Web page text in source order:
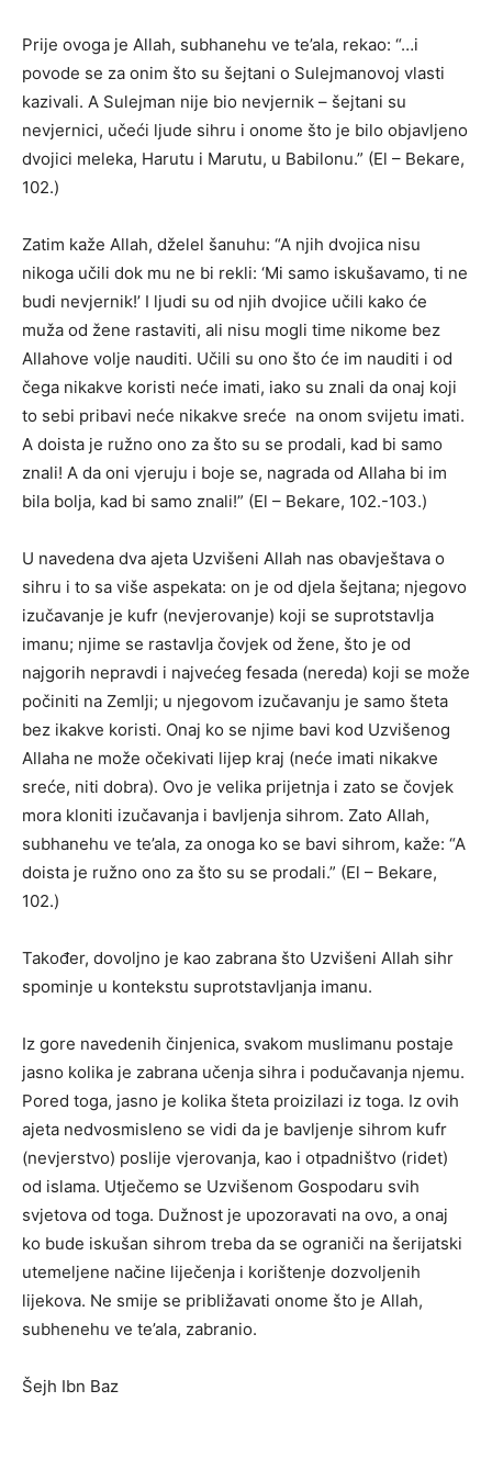
Prije ovoga je Allah, subhanehu ve te’ala, rekao: “…i
povode se za onim što su šejtani o Sulejmanovoj vlasti
kazivali. A Sulejman nije bio nevjernik – šejtani su
nevjernici, učeći ljude sihru i onome što je bilo objavljeno
dvojici meleka, Harutu i Marutu, u Babilonu.” (El – Bekare,
102.)
Zatim kaže Allah, dželel šanuhu: “A njih dvojica nisu
nikoga učili dok mu ne bi rekli: ‘Mi samo iskušavamo, ti ne
budi nevjernik!’ I ljudi su od njih dvojice učili kako će
muža od žene rastaviti, ali nisu mogli time nikome bez
Allahove volje nauditi. Učili su ono što će im nauditi i od
čega nikakve koristi neće imati, iako su znali da onaj koji
to sebi pribavi neće nikakve sreće na onom svijetu imati.
A doista je ružno ono za što su se prodali, kad bi samo
znali! A da oni vjeruju i boje se, nagrada od Allaha bi im
bila bolja, kad bi samo znali!” (El – Bekare, 102.-103.)
U navedena dva ajeta Uzvišeni Allah nas obavještava o
sihru i to sa više aspekata: on je od djela šejtana; njegovo
izučavanje je kufr (nevjerovanje) koji se suprotstavlja
imanu; njime se rastavlja čovjek od žene, što je od
najgorih nepravdi i najvećeg fesada (nereda) koji se može
počiniti na Zemlji; u njegovom izučavanju je samo šteta
bez ikakve koristi. Onaj ko se njime bavi kod Uzvišenog
Allaha ne može očekivati lijep kraj (neće imati nikakve
sreće, niti dobra). Ovo je velika prijetnja i zato se čovjek
mora kloniti izučavanja i bavljenja sihrom. Zato Allah,
subhanehu ve te’ala, za onoga ko se bavi sihrom, kaže: “A
doista je ružno ono za što su se prodali.” (El – Bekare,
102.)
Također, dovoljno je kao zabrana što Uzvišeni Allah sihr
spominje u kontekstu suprotstavljanja imanu.
Iz gore navedenih činjenica, svakom muslimanu postaje
jasno kolika je zabrana učenja sihra i podučavanja njemu.
Pored toga, jasno je kolika šteta proizilazi iz toga. Iz ovih
ajeta nedvosmisleno se vidi da je bavljenje sihrom kufr
(nevjerstvo) poslije vjerovanja, kao i otpadništvo (ridet)
od islama. Utječemo se Uzvišenom Gospodaru svih
svjetova od toga. Dužnost je upozoravati na ovo, a onaj
ko bude iskušan sihrom treba da se ograniči na šerijatski
utemeljene načine liječenja i korištenje dozvoljenih
lijekova. Ne smije se približavati onome što je Allah,
subhenehu ve te’ala, zabranio.
Šejh Ibn Baz